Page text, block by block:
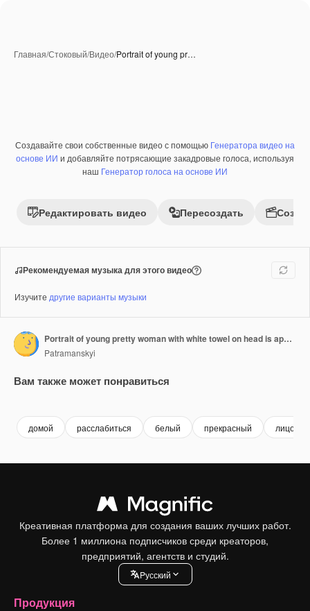
Главная/Стоковый/Видео/Portrait of young pr…
Премиум
Создавайте свои собственные видео с помощью Генератора видео на
основе ИИ и добавляйте потрясающие закадровые голоса, используя
наш Генератор голоса на основе ИИ
Редактировать видео Пересоздать
Рекомендуемая музыка для этого видео
Изучите другие варианты музыки
Portrait of young pretty woman with white towel on head is applying fresh white thick mask and scrub on the face. Natural organic cosmetics for skin care. Woman after shower, face skin care
Patramanskyi
Вам также может понравиться
домой расслабиться белый прекрасный лицо
Креативная платформа для создания ваших лучших работ.
Более 1 миллиона подписчиков среди креаторов,
предприятий, агентств и студий.
Pусский
Продукция